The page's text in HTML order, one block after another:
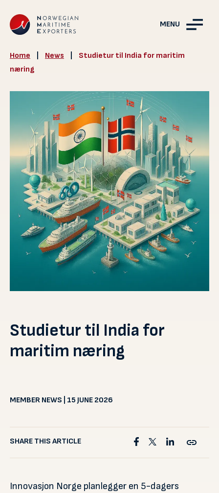
MENU
Home News
Studietur til India for maritim
næring
Studietur til India for
maritim næring
MEMBER NEWS | 15 JUNE 2026
SHARE THIS ARTICLE
Innovasjon Norge planlegger en 5-dagers